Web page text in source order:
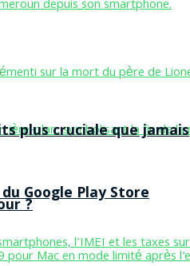
Google Play Store
plus cruciale que jamais
?